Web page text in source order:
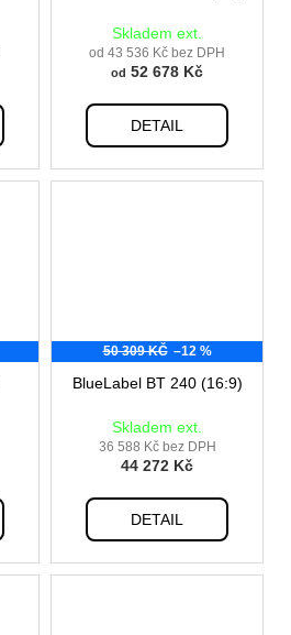
Skladem ext.
od 43 536 Kč bez DPH
od 52 678 Kč
DETAIL
50 309 KČ –12 %
BlueLabel BT 240 (16:9)
Skladem ext.
36 588 Kč bez DPH
44 272 Kč
DETAIL